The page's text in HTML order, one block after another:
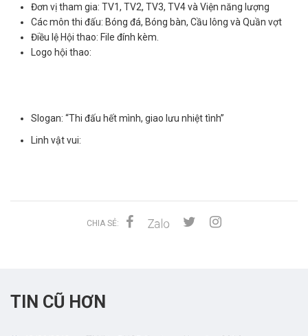
Đơn vị tham gia: TV1, TV2, TV3, TV4 và Viện năng lượng
Các môn thi đấu: Bóng đá, Bóng bàn, Cầu lông và Quần vợt
Điều lệ Hội thao: File đính kèm
Logo hội thao:
Slogan: “Thi đấu hết mình, giao lưu nhiệt tình”
Linh vật vui:
CHIA SẺ:
TIN CŨ HƠN